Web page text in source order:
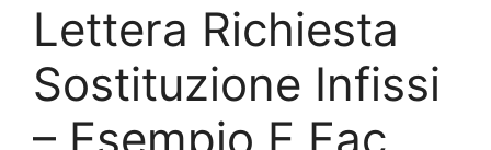
Lettera Richiesta
Sostituzione Infissi
– Esempio E Fac